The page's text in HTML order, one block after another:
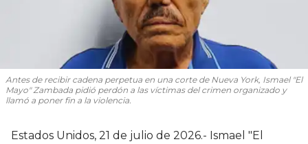
Antes de recibir cadena perpetua en una corte de Nueva York, Ismael "El
Mayo" Zambada pidió perdón a las víctimas del crimen organizado y
llamó a poner fin a la violencia.
Estados Unidos, 21 de julio de 2026.- Ismael "El